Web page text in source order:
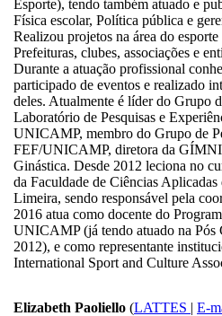
Esporte), tendo também atuado e
Física escolar, Política pública e
Realizou projetos na área do
Prefeituras, clubes, associações e
Durante a atuação profissional
participado de eventos e realizado
deles. Atualmente é líder do Grupo
Laboratório de Pesquisas e
UNICAMP, membro do Grupo de
FEF/UNICAMP, diretora da
Ginástica. Desde 2012 leciona no
da Faculdade de Ciências
Limeira, sendo responsável pela
2016 atua como docente do
UNICAMP (já tendo atuado na Pós
2012), e como representante
International Sport and Culture
Elizabeth Paoliello (LATTES |E-